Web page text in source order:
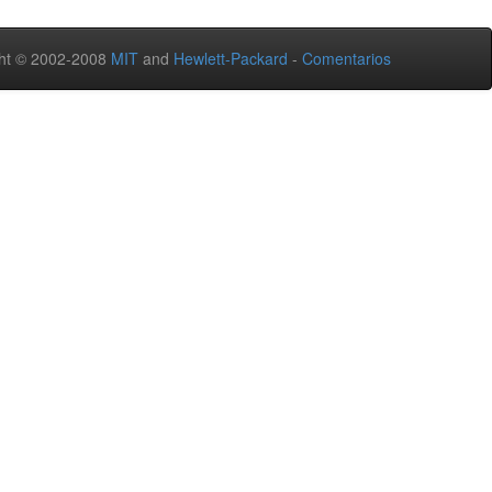
© 2002-2008 MIT and Hewlett-Packard - Comentarios